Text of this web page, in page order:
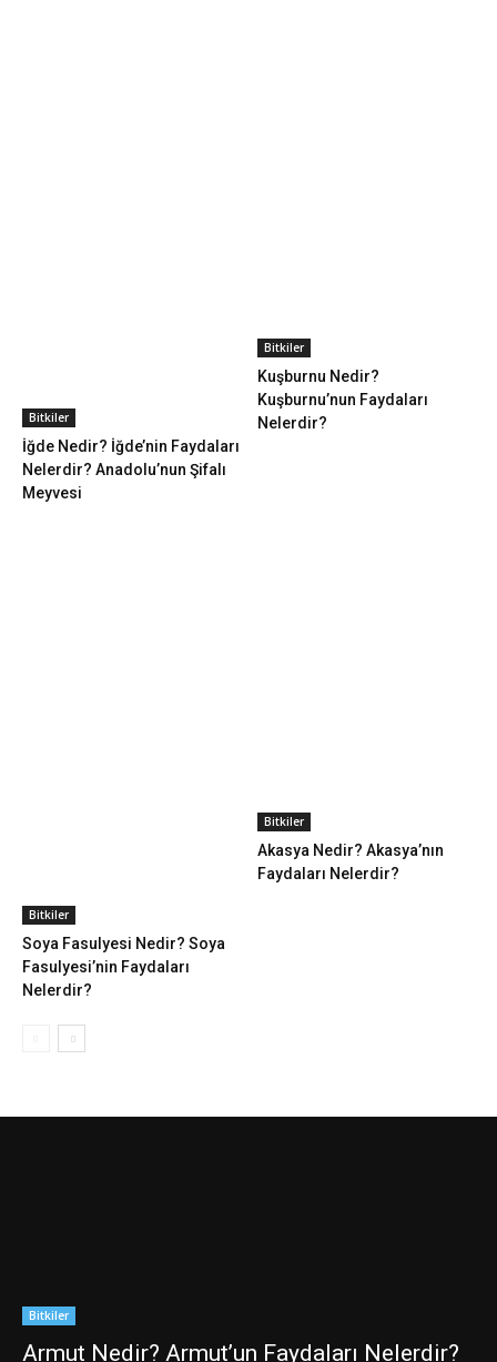
Bitkiler
İğde Nedir? İğde’nin Faydaları
Nelerdir? Anadolu’nun Şifalı
Meyvesi
Bitkiler
Kuşburnu Nedir?
Kuşburnu’nun Faydaları
Nelerdir?
Bitkiler
Soya Fasulyesi Nedir? Soya
Fasulyesi’nin Faydaları
Nelerdir?
Bitkiler
Akasya Nedir? Akasya’nın
Faydaları Nelerdir?
Bitkiler
Armut Nedir? Armut’un Faydaları Nelerdir?